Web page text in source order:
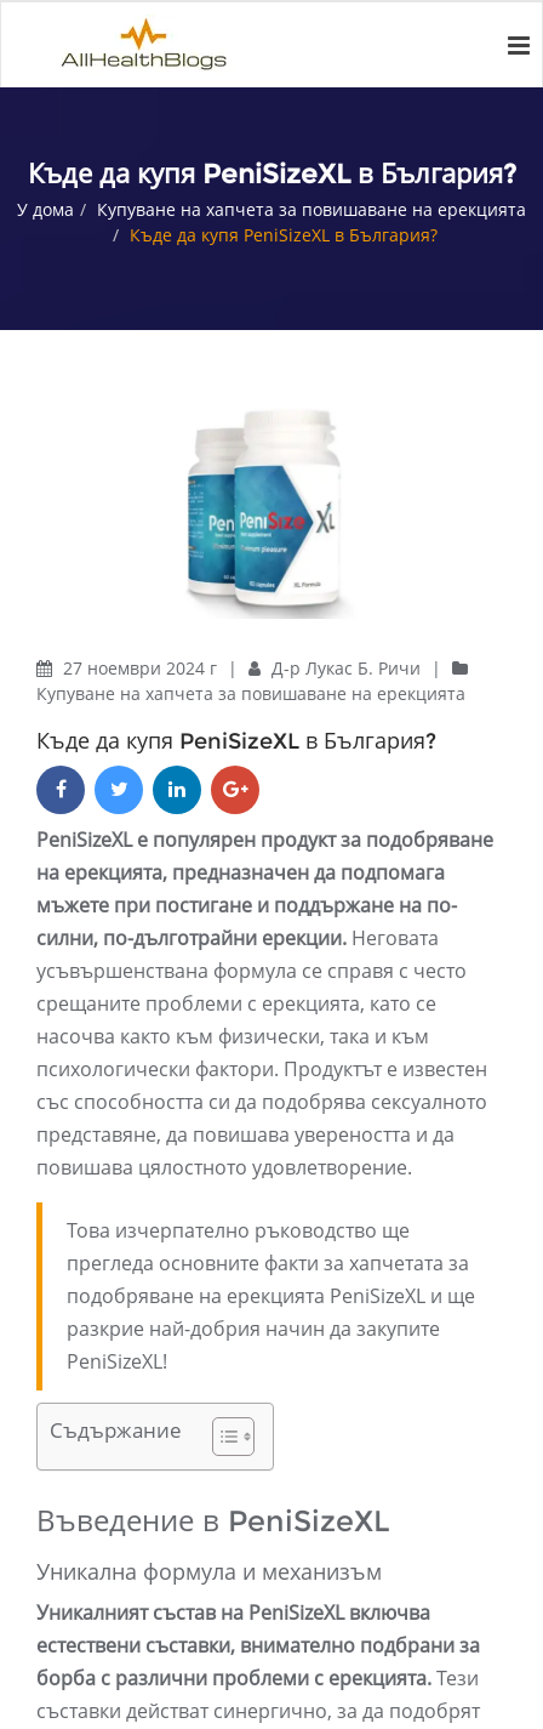
Къде да купя PeniSizeXL в България?
У дома
Купуване на хапчета за повишаване на ерекцията
Къде да купя PeniSizeXL в България?
27 ноември 2024 г | Д-р Лукас Б. Ричи
|
Купуване на хапчета за повишаване на ерекцията
Къде да купя PeniSizeXL в България?
PeniSizeXL е популярен продукт за подобряване
на ерекцията, предназначен да подпомага
мъжете при постигане и поддържане на по-
силни, по-дълготрайни ерекции. Неговата
усъвършенствана формула се справя с често
срещаните проблеми с ерекцията, като се
насочва както към физически, така и към
психологически фактори. Продуктът е известен
със способността си да подобрява сексуалното
представяне, да повишава увереността и да
повишава цялостното удовлетворение.
Това изчерпателно ръководство ще
прегледа основните факти за хапчетата за
подобряване на ерекцията PeniSizeXL и ще
разкрие най-добрия начин да закупите
PeniSizeXL!
Съдържание
Въведение в PeniSizeXL
Уникална формула и механизъм
Уникалният състав на PeniSizeXL включва
естествени съставки, внимателно подбрани за
борба с различни проблеми с ерекцията.Тези
съставки действат синергично, за да подобрят